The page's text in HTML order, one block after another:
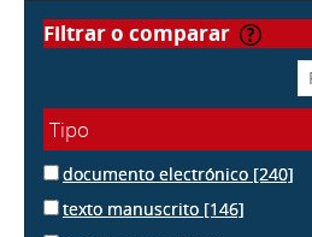
filtrar o comparar
Tipo
documento electrónico [240]
texto manuscrito [146]